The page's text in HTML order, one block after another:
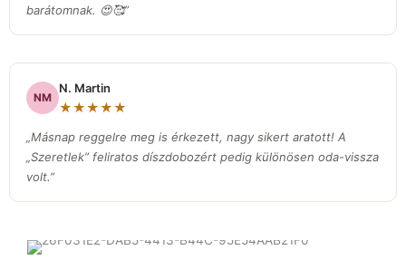
barátomnak. 😍🥰”
NM
N. Martin
★★★★★
„Másnap reggelre meg is érkezett, nagy sikert aratott! A
„Szeretlek” feliratos díszdobozért pedig különösen oda-vissza
volt.”